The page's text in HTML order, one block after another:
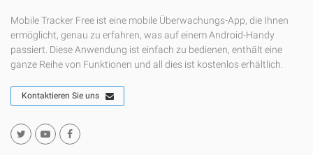
Mobile Tracker Free ist eine mobile Überwachungs-App, die Ihnen
ermöglicht, genau zu erfahren, was auf einem Android-Handy
passiert. Diese Anwendung ist einfach zu bedienen, enthält eine
ganze Reihe von Funktionen und all dies ist kostenlos erhältlich.
Kontaktieren Sie uns